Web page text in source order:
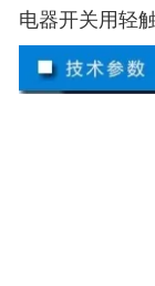
电器开关用轻